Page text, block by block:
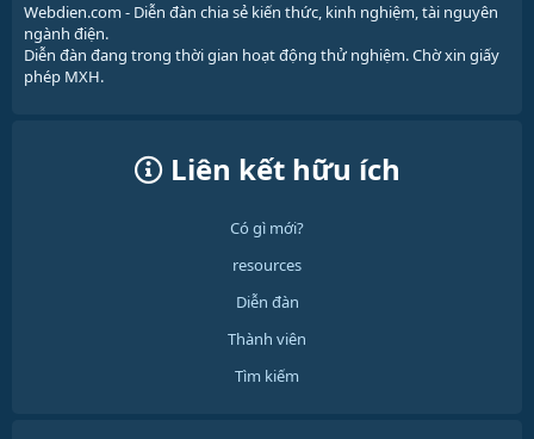
Webdien.com - Diễn đàn chia sẻ kiến thức, kinh nghiệm, tài nguyên
ngành điện.
Diễn đàn đang trong thời gian hoạt động thử nghiệm. Chờ xin giấy
phép MXH.
Liên kết hữu ích
Có gì mới?
resources
Diễn đàn
Thành viên
Tìm kiếm